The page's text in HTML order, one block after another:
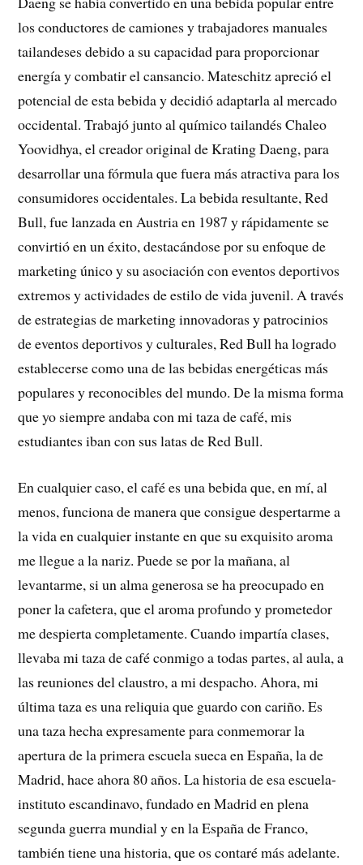
los conductores de camiones y trabajadores manuales
tailandeses debido a su capacidad para proporcionar
energía y combatir el cansancio. Mateschitz apreció el
potencial de esta bebida y decidió adaptarla al mercado
occidental. Trabajó junto al químico tailandés Chaleo
Yoovidhya, el creador original de Krating Daeng, para
desarrollar una fórmula que fuera más atractiva para los
consumidores occidentales. La bebida resultante, Red
Bull, fue lanzada en Austria en 1987 y rápidamente se
convirtió en un éxito, destacándose por su enfoque de
marketing único y su asociación con eventos deportivos
extremos y actividades de estilo de vida juvenil. A través
de estrategias de marketing innovadoras y patrocinios
de eventos deportivos y culturales, Red Bull ha logrado
establecerse como una de las bebidas energéticas más
populares y reconocibles del mundo. De la misma forma
que yo siempre andaba con mi taza de café, mis
estudiantes iban con sus latas de Red Bull.
En cualquier caso, el café es una bebida que, en mí, al
menos, funciona de manera que consigue despertarme a
la vida en cualquier instante en que su exquisito aroma
me llegue a la nariz. Puede se por la mañana, al
levantarme, si un alma generosa se ha preocupado en
poner la cafetera, que el aroma profundo y prometedor
me despierta completamente. Cuando impartía clases,
llevaba mi taza de café conmigo a todas partes, al aula, a
las reuniones del claustro, a mi despacho. Ahora, mi
última taza es una reliquia que guardo con cariño. Es
una taza hecha expresamente para conmemorar la
apertura de la primera escuela sueca en España, la de
Madrid, hace ahora 80 años. La historia de esa escuela-
instituto escandinavo, fundado en Madrid en plena
segunda guerra mundial y en la España de Franco,
también tiene una historia, que os contaré más adelante.